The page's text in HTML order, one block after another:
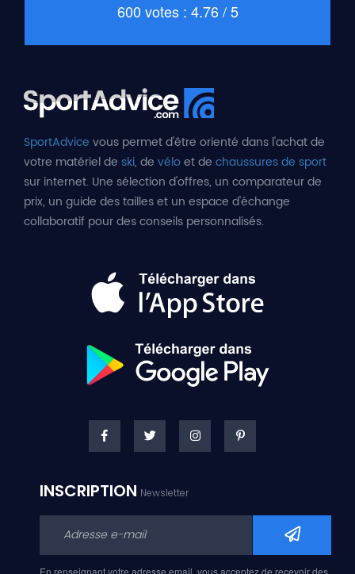
600 votes : 4.76 / 5
SportAdvice vous permet d'être orienté dans l'achat de
votre matériel de ski, de véloet de chaussures de sport
sur internet. Une sélection d'offres, un comparateur de
prix, un guide des tailles et un espace d'échange
collaboratif pour des conseils personnalisés.
INSCRIPTION Newsletter
En renseignant votre adresse email, vous acceptez de recevoir des